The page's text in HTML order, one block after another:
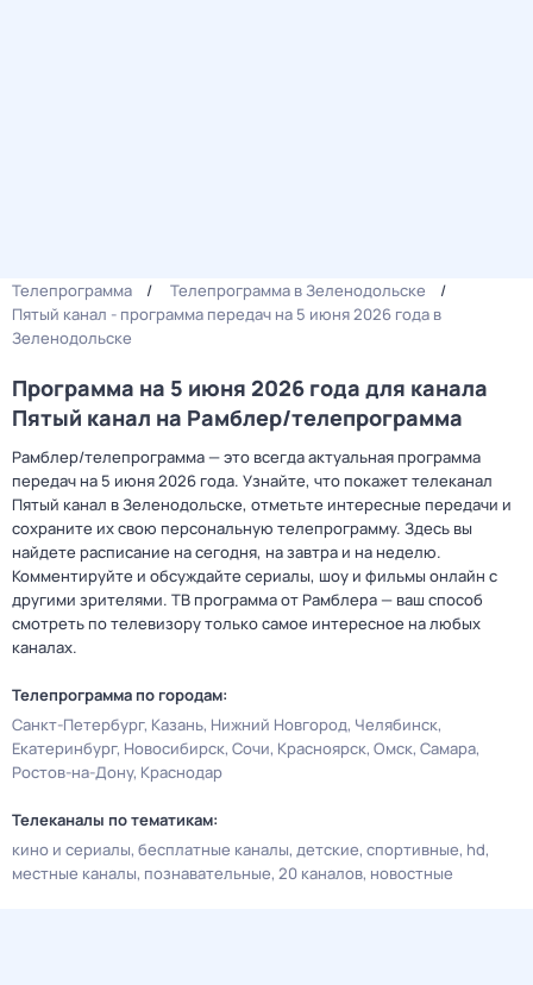
Телепрограмма
Телепрограмма в Зеленодольске
Пятый канал - программа передач на 5 июня 2026 года в
Зеленодольске
Программа на 5 июня 2026 года для канала
Пятый канал на Рамблер/телепрограмма
Рамблер/телепрограмма — это всегда актуальная программа
передач на 5 июня 2026 года. Узнайте, что покажет телеканал
Пятый канал в Зеленодольске, отметьте интересные передачи и
сохраните их свою персональную телепрограмму. Здесь вы
найдете расписание на сегодня, на завтра и на неделю.
Комментируйте и обсуждайте сериалы, шоу и фильмы онлайн с
другими зрителями. ТВ программа от Рамблера — ваш способ
смотреть по телевизору только самое интересное на любых
каналах.
Телепрограмма по городам:
Санкт-Петербург Казань Нижний Новгород Челябинск
Екатеринбург Новосибирск Сочи Красноярск Омск Самара
Ростов-на-Дону Краснодар
Телеканалы по тематикам:
кино и сериалы бесплатные каналы детские спортивные hd
местные каналы познавательные 20 каналов новостные